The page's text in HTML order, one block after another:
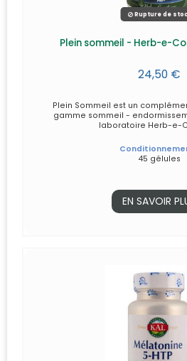
Rupture de
Plein sommeil - Herb-e-
24,50 €
Plein Sommeil est un
gamme sommeil -
laboratoire Herb-e-
45 gélules
EN SAVOIR